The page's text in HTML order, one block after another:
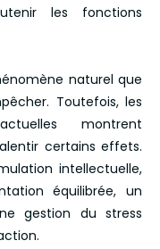
les fonctions
naturel que
Toutefois, les
montrent
certains effets.
intellectuelle,
équilibrée, un
gestion du stress